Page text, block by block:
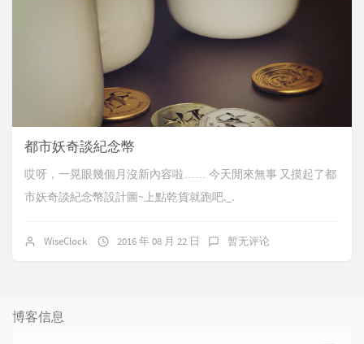
都市妖奇談紀念幣
哎呀，一晃眼幾個月沒新內容啦…… 今天閒來無事 又摸起了都
市妖奇談紀念幣設計圖~上點乾貨就跑吧._.
WiseClock 2016 年 08 月 22 日 暂无评论
博客信息